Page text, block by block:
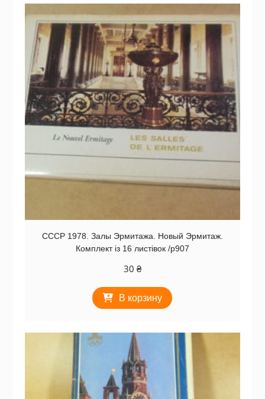
СССР 1978. Залы Эрмитажа. Новый Эрмитаж.
Комплект із 16 листівок /р907
30 ₴
В корзину